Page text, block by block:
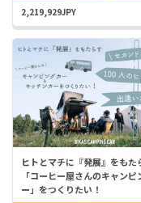
2,219,929JPY
ヒトとマチに『発展』をもた
「コーヒー屋さんのキャンピ
ー」をつくりたい！